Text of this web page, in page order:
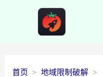
首页
地域限制破解